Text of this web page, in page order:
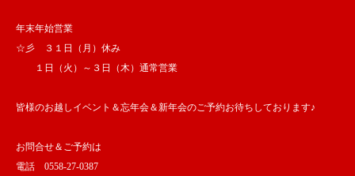
年末年始営業
☆彡 ３１日（月）休み
１日（火）～３日（木）通常営業
皆様のお越しイベント＆忘年会＆新年会のご予約お待ちしております♪
お問合せ＆ご予約は
電話 0558-27-0387